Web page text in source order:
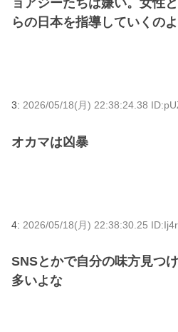
ョアジーたちは嫌い。女性
らの日本を指導していくのよ
3: 2026/05/18(月) 22:38:24.38
オカマは凶暴
4: 2026/05/18(月) 22:38:30.25
SNSとかで自分の味方見つ
多いよな